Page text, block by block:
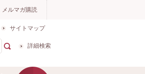
メルマガ購読
サイトマップ
詳細検索